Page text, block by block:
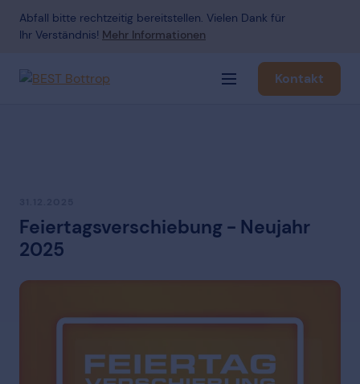
Abfall bitte rechtzeitig bereitstellen. Vielen Dank für
Ihr Verständnis! Mehr Informationen
Navigation öffnen
Kontakt
Feiertagsverschiebung - Neujahr
2025